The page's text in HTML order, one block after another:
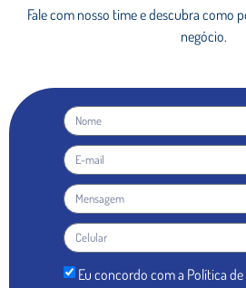
Fale com nosso time e descubra como
negócio.
Eu concordo com a Política